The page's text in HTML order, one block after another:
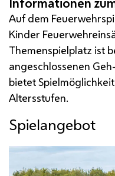
Auf dem
Kinder
Themenspielplatz ist
angeschlossenen
bietet
Altersstufen.
Spielangebot